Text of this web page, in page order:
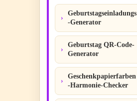
Geburtstagseinladungs
-Generator
Geburtstag QR-Code-
Generator
Geschenkpapierfarben
-Harmonie-Checker